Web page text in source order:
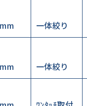
一体絞り
一体絞り